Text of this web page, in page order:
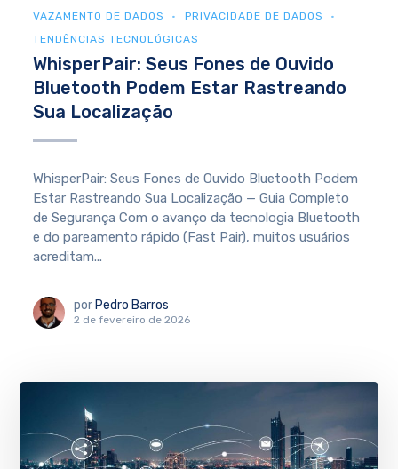
VAZAMENTO DE DADOS
PRIVACIDADE DE DADOS
TENDÊNCIAS TECNOLÓGICAS
WhisperPair: Seus Fones de Ouvido
Bluetooth Podem Estar Rastreando
Sua Localização
WhisperPair: Seus Fones de Ouvido Bluetooth Podem
Estar Rastreando Sua Localização — Guia Completo
de Segurança Com o avanço da tecnologia Bluetooth
e do pareamento rápido (Fast Pair), muitos usuários
acreditam...
por Pedro Barros
2 de fevereiro de 2026